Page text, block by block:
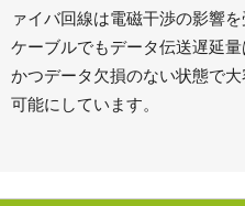
ァイバ回線は電磁干渉の影響
ケーブルでもデータ伝送遅延
かつデータ欠損のない状態で
可能にしています。